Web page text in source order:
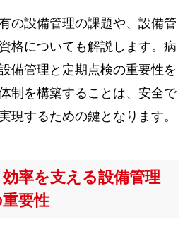
の設備管理の課題や、設備管
格についても解説します。病
備管理と定期点検の重要性を
制を構築することは、安全で
現するための鍵となります。
率を支える設備管理
要性